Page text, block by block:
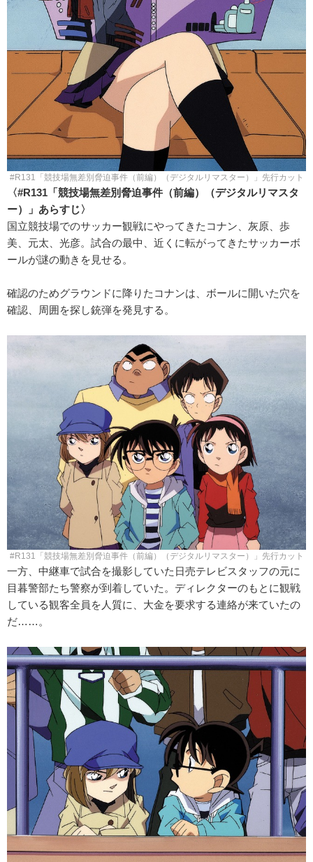
#R131「競技場無差別脅迫事件（前編）（デジタルリマスター）」先行カット
〈#R131「競技場無差別脅迫事件（前編）（デジタルリマスタ
ー）」あらすじ〉
国立競技場でのサッカー観戦にやってきたコナン、灰原、歩
美、元太、光彦。試合の最中、近くに転がってきたサッカーボ
ールが謎の動きを見せる。
確認のためグラウンドに降りたコナンは、ボールに開いた穴を
確認、周囲を探し銃弾を発見する。
#R131「競技場無差別脅迫事件（前編）（デジタルリマスター）」先行カット
一方、中継車で試合を撮影していた日売テレビスタッフの元に
目暮警部たち警察が到着していた。ディレクターのもとに観戦
している観客全員を人質に、大金を要求する連絡が来ていたの
だ……。